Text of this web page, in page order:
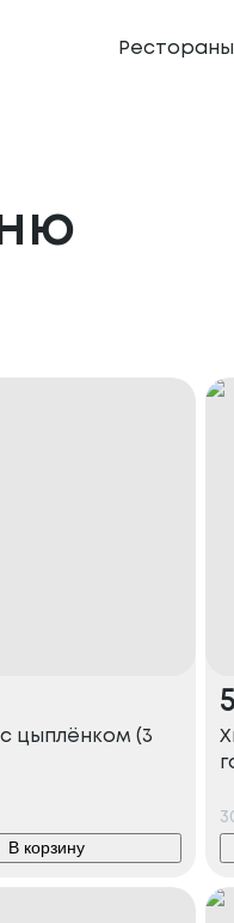
Рестораны
цыплёнком (3
В корзину